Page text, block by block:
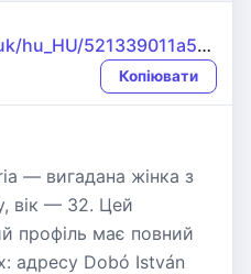
https://name-fake.com/uk/hu_HU/521339011a534598e45f754fbadb5cac
Копіювати
— вигадана жінка з
вік — 32. Цей
профіль має повний
адресу Dobó István